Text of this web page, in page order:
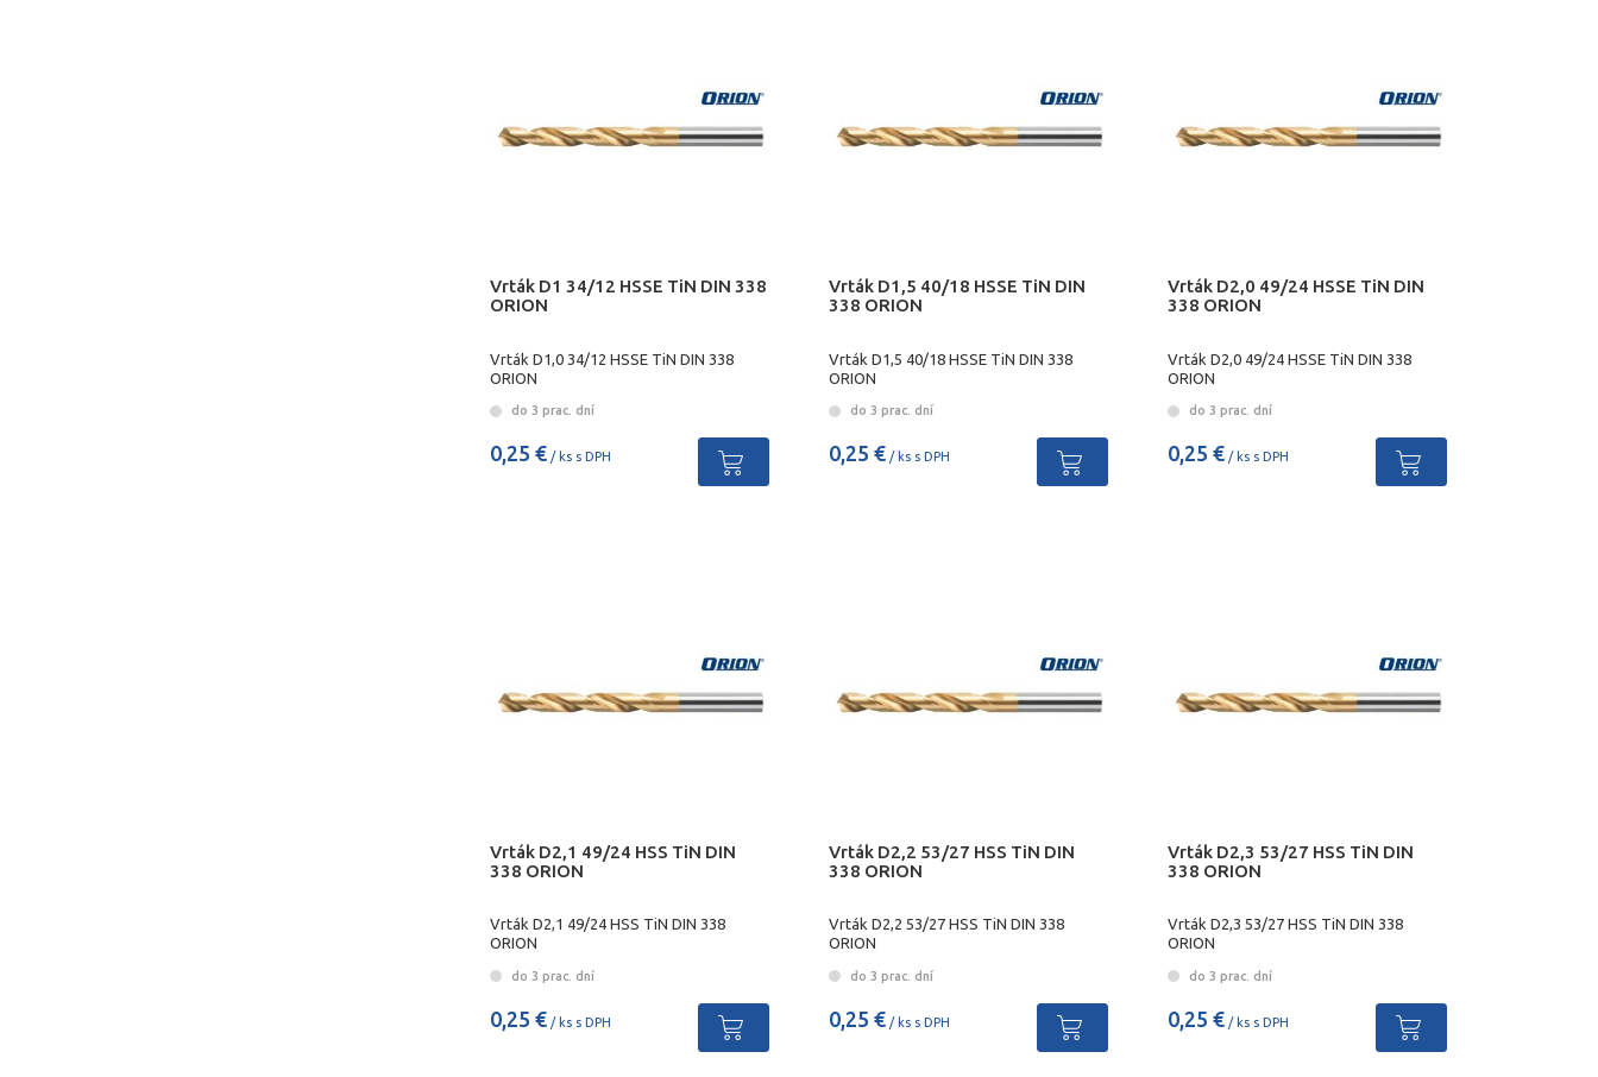
Vrták D1 34/12 HSSE TiN DIN 338
ORION
Vrták D1,0 34/12 HSSE TiN DIN 338
ORION
do 3 prac. dní
0,25 € / ks s DPH
Vrták D1,5 40/18 HSSE TiN DIN
338 ORION
Vrták D1,5 40/18 HSSE TiN DIN 338
ORION
do 3 prac. dní
0,25 €/ ks s DPH
Vrták D2,0 49/24 HSSE TiN DIN
338 ORION
Vrták D2,0 49/24 HSSE TiN DIN 338
ORION
do 3 prac. dní
0,25 €/ ks s DPH
Vrták D2,1 49/24 HSS TiN DIN
338 ORION
Vrták D2,1 49/24 HSS TiN DIN 338
ORION
do 3 prac. dní
0,25 € / ks s DPH
Vrták D2,2 53/27 HSS TiN DIN
338 ORION
Vrták D2,2 53/27 HSS TiN DIN 338
ORION
do 3 prac. dní
0,25 €/ ks s DPH
Vrták D2,3 53/27 HSS TiN DIN
338 ORION
Vrták D2,3 53/27 HSS TiN DIN 338
ORION
do 3 prac. dní
0,25 €/ ks s DPH